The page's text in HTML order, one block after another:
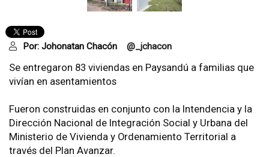
Por: Johonatan Chacón @_jchacon
Se entregaron 83 viviendas en Paysandú a familias que
vivían en asentamientos
Fueron construidas en conjunto con la Intendencia y la
Dirección Nacional de Integración Social y Urbana del
Ministerio de Vivienda y Ordenamiento Territorial a
través del Plan Avanzar.